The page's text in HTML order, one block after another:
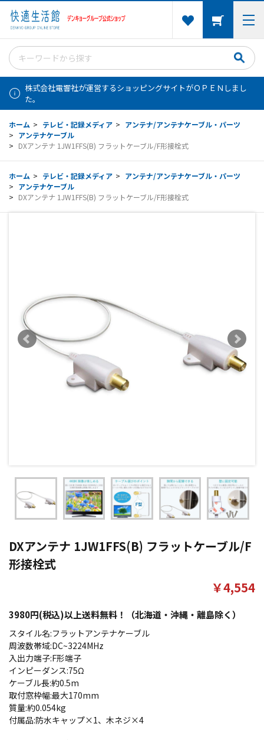
株式会社電響社が運営するショッピングサイトがＯＰＥＮしまし
た。
ホーム > テレビ・記録メディア > アンテナ/アンテナケーブル・パーツ
> アンテナケーブル
> DXアンテナ 1JW1FFS(B) フラットケーブル/F形接栓式
ホーム > テレビ・記録メディア > アンテナ/アンテナケーブル・パーツ
> アンテナケーブル
> DXアンテナ 1JW1FFS(B) フラットケーブル/F形接栓式
DXアンテナ 1JW1FFS(B) フラットケーブル/F
形接栓式
3980円(税込)以上送料無料！（北海道・沖縄・離島除く）
￥4,554
スタイル名:フラットアンテナケーブル
周波数帯域:DC~3224MHz
入出力端子:F形端子
インピーダンス:75Ω
ケーブル長:約0.5m
取付窓枠幅:最大170mm
質量:約0.054kg
付属品:防水キャップ×1、木ネジ×4